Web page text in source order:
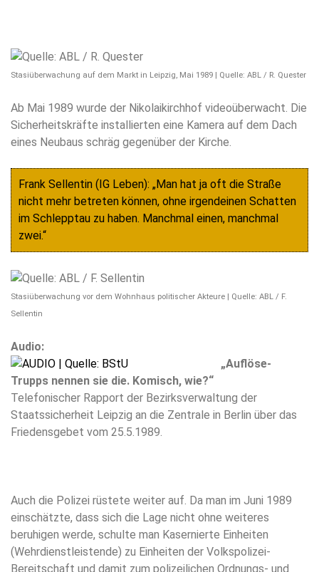
Stasiüberwachung auf dem Markt in Leipzig, Mai 1989 | Quelle: ABL / R. Quester
Ab Mai 1989 wurde der Nikolaikirchhof videoüberwacht. Die
Sicherheitskräfte installierten eine Kamera auf dem Dach
eines Neubaus schräg gegenüber der Kirche.
Frank Sellentin (IG Leben): „Man hat ja oft die Straße
nicht mehr betreten können, ohne irgendeinen Schatten
im Schlepptau zu haben. Manchmal einen, manchmal
zwei.“
Stasiüberwachung vor dem Wohnhaus politischer Akteure | Quelle: ABL / F.
Sellentin
Audio:
„Auflöse-
Trupps nennen sie die. Komisch, wie?“
Telefonischer Rapport der Bezirksverwaltung der
Staatssicherheit Leipzig an die Zentrale in Berlin über das
Friedensgebet vom 25.5.1989.
Auch die Polizei rüstete weiter auf. Da man im Juni 1989
einschätzte, dass sich die Lage nicht ohne weiteres
beruhigen werde, schulte man Kasernierte Einheiten
(Wehrdienstleistende) zu Einheiten der Volkspolizei-
Bereitschaft und damit zum polizeilichen Ordnungs- und